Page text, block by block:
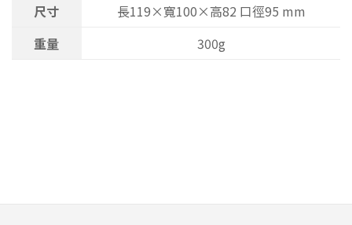
尺寸
長119×寬100×高82 口徑95 mm
重量
300g